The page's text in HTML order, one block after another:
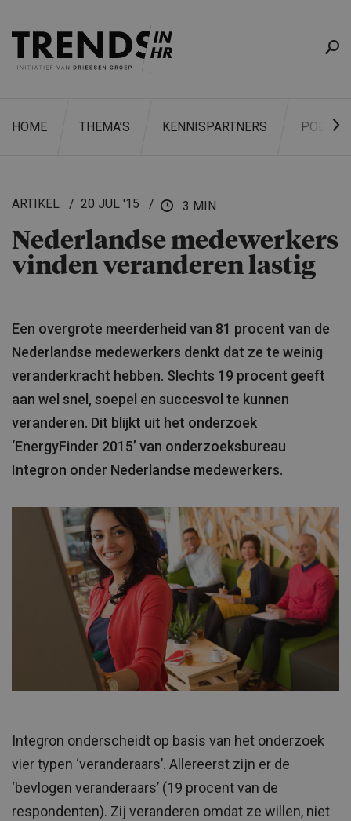
HOME THEMA’S KENNISPARTNERS
ZOEKEN
ARTIKEL 20 JUL '15 3 MIN
Nederlandse medewerkers
vinden veranderen lastig
Een overgrote meerderheid van 81 procent van de
Nederlandse medewerkers denkt dat ze te weinig
veranderkracht hebben. Slechts 19 procent geeft
aan wel snel, soepel en succesvol te kunnen
veranderen. Dit blijkt uit het onderzoek
‘EnergyFinder 2015’ van onderzoeksbureau
Integron onder Nederlandse medewerkers.
Integron onderscheidt op basis van het onderzoek
vier typen ‘veranderaars’. Allereerst zijn er de
‘bevlogen veranderaars’ (19 procent van de
respondenten). Zij veranderen omdat ze willen, niet